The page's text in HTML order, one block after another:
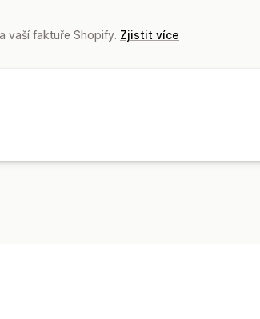
vaší faktuře Shopify. Zjistit více